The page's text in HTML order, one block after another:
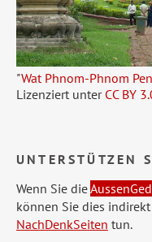
"Wat Phnom-Phnom
Lizenziert unter CC BY
UNTERSTÜTZEN
Wenn Sie die
können Sie dies
NachDenkSeiten tun.